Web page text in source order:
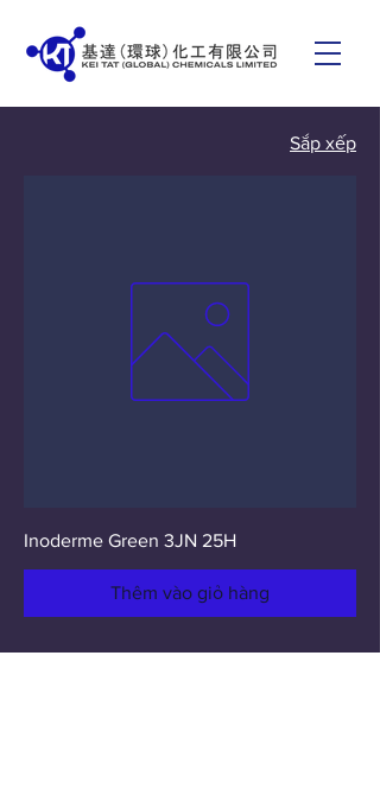
Sắp xếp
Inoderme Green 3JN 25H
Thêm vào giỏ hàng